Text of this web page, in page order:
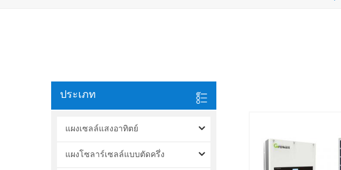
ประเภท
แผงเซลล์แสงอาทิตย์
แผงโซลาร์เซลล์แบบตัดครึ่ง